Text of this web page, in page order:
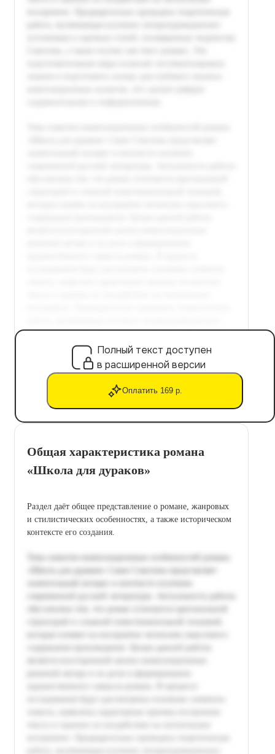
Полный текст доступен
в расширенной версии
Оплатить 169 р.
Общая характеристика романа
«Школа для дураков»
Раздел даёт общее представление о романе, жанровых
и стилистических особенностях, а также историческом
контексте его создания.